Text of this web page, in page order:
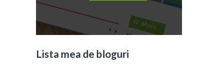
Lista mea de bloguri